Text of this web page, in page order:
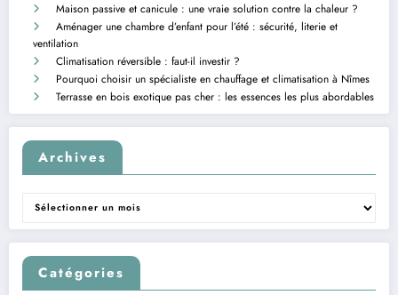
Maison passive et canicule : une vraie solution contre la chaleur ?
Aménager une chambre d’enfant pour l’été : sécurité, literie et
ventilation
Climatisation réversible : faut-il investir ?
Pourquoi choisir un spécialiste en chauffage et climatisation à Nîmes
Terrasse en bois exotique pas cher : les essences les plus abordables
Archives
Archives
Catégories